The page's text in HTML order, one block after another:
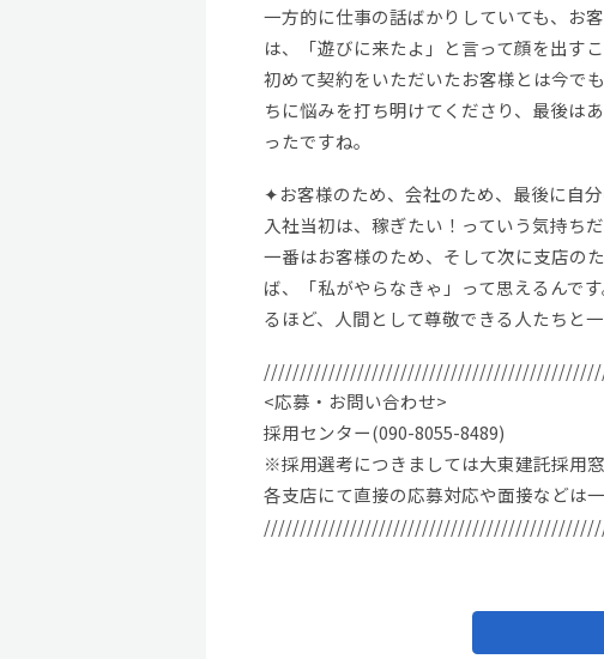
一方的に仕事の話ばかりしていても、お
は、「遊びに来たよ」と言って顔を出すこ
初めて契約をいただいたお客様とは今で
ちに悩みを打ち明けてくださり、最後は
ったですね。
✦お客様のため、会社のため、最後に自
入社当初は、稼ぎたい！っていう気持ち
一番はお客様のため、そして次に支店の
ば、「私がやらなきゃ」って思えるんで
るほど、人間として尊敬できる人たちと
<応募・お問い合わせ>
採用センター(090-8055-8489)
※採用選考につきましては大東建託採用
各支店にて直接の応募対応や面接などは